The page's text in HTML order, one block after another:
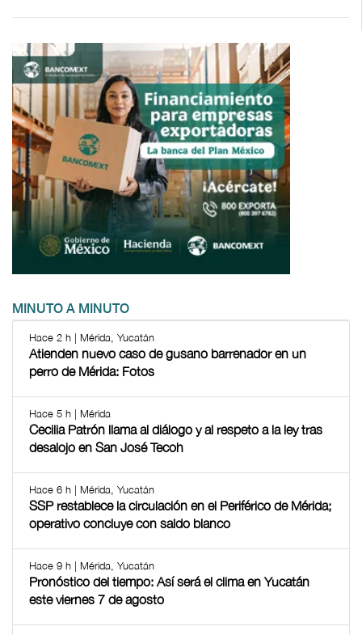
MINUTO A MINUTO
Hace 2 h | Mérida, Yucatán
Atienden nuevo caso de gusano barrenador en un
perro de Mérida: Fotos
Hace 5 h | Mérida
Cecilia Patrón llama al diálogo y al respeto a la ley tras
desalojo en San José Tecoh
Hace 6 h | Mérida, Yucatán
SSP restablece la circulación en el Periférico de Mérida;
operativo concluye con saldo blanco
Hace 9 h | Mérida, Yucatán
Pronóstico del tiempo: Así será el clima en Yucatán
este viernes 7 de agosto